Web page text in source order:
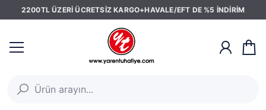
2200TL ÜZERİ ÜCRETSİZ KARGO+HAVALE/EFT DE %5 İNDİRİM